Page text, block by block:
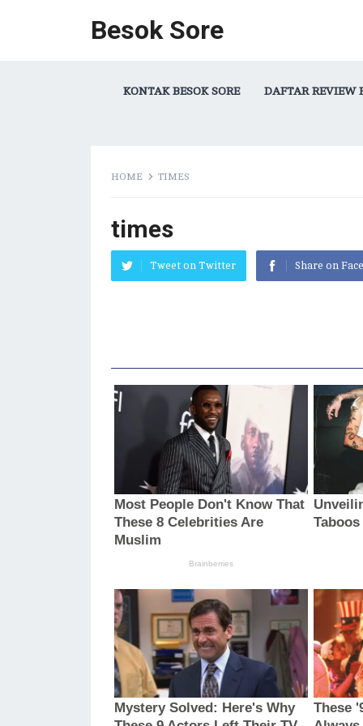
Besok Sore
KONTAK BESOK SORE DAFTAR REVIEW
HOME TIMES
times
Tweet on Twitter Share on